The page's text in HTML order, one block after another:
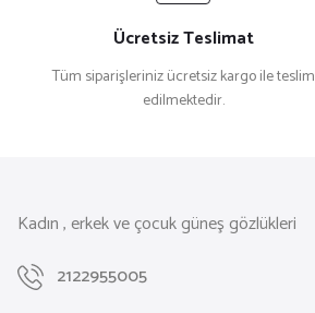
Ücretsiz Teslimat
Tüm siparişleriniz ücretsiz kargo ile teslim
edilmektedir.
Kadın , erkek ve çocuk güneş gözlükleri
2122955005